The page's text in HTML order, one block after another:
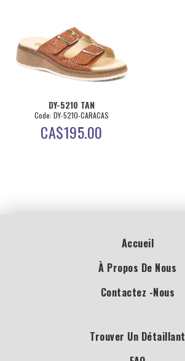
DY-5210 TAN
Code: DY-5210-CARACAS
CA$195.00
Accueil
À Propos De Nous
Contactez -nous
Trouver Un Détaillant